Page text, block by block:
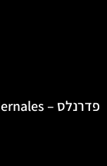
פדרנלס – Pedernales